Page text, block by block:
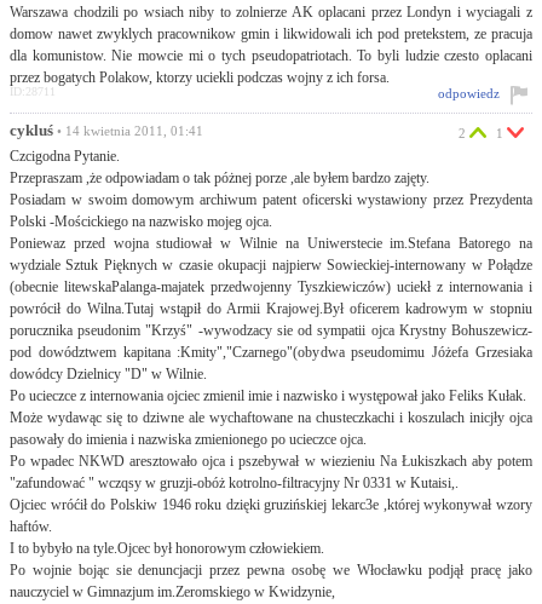
Warszawa chodzili po wsiach niby to zolnierze AK oplacani przez Londyn i wyciagali z
domow nawet zwyklych pracownikow gmin i likwidowali ich pod pretekstem, ze pracuja
dla komunistow. Nie mowcie mi o tych pseudopatriotach. To byli ludzie czesto oplacani
przez bogatych Polakow, ktorzy uciekli podczas wojny z ich forsa.
odpowiedz
ID:28711
cykluś • 14 kwietnia 2011, 01:41
Czcigodna Pytanie.
Przepraszam ,że odpowiadam o tak póżnej porze ,ale byłem bardzo zajęty.
Posiadam w swoim domowym archiwum patent oficerski wystawiony przez Prezydenta
Polski -Mościckiego na nazwisko mojeg ojca.
Poniewaz przed wojna studiował w Wilnie na Uniwerstecie im.Stefana Batorego na
wydziale Sztuk Pięknych w czasie okupacji najpierw Sowieckiej-internowany w Połądze
(obecnie litewskaPalanga-majatek przedwojenny Tyszkiewiczów) uciekł z internowania i
powrócił do Wilna.Tutaj wstąpił do Armii Krajowej.Był oficerem kadrowym w stopniu
porucznika pseudonim "Krzyś" -wywodzacy sie od sympatii ojca Krystny Bohuszewicz-
pod dowództwem kapitana :Kmity","Czarnego"(obydwa pseudomimu Jóżefa Grzesiaka
dowódcy Dzielnicy "D" w Wilnie.
Po ucieczce z internowania ojciec zmienil imie i nazwisko i występował jako Feliks Kułak.
Może wydawąc się to dziwne ale wychaftowane na chusteczkachi i koszulach inicjły ojca
pasowały do imienia i nazwiska zmienionego po ucieczce ojca.
Po wpadec NKWD aresztowało ojca i pszebywał w wiezieniu Na Łukiszkach aby potem
"zafundować " wczqsy w gruzji-obóż kotrolno-filtracyjny Nr 0331 w Kutaisi,.
Ojciec wróćił do Polskiw 1946 roku dzięki gruzińskiej lekarc3e ,której wykonywał wzory
haftów.
I to bybyło na tyle.Ojcec był honorowym człowiekiem.
Po wojnie bojąc sie denuncjacji przez pewna osobę we Włocławku podjął pracę jako
nauczyciel w Gimnazjum im.Zeromskiego w Kwidzynie,
2 1